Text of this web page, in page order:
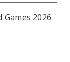
2026